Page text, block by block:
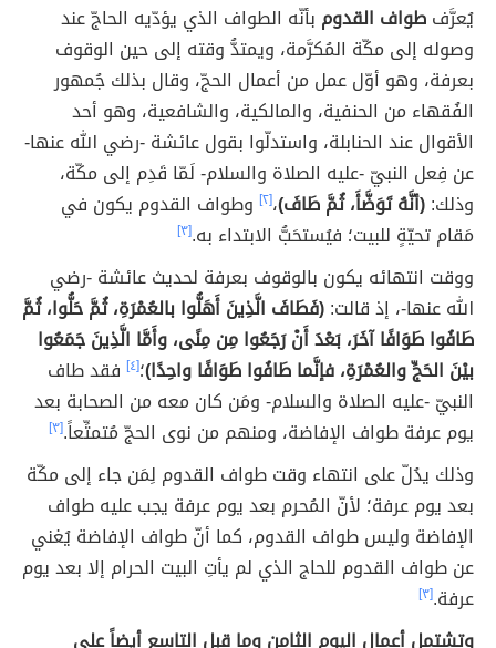
يُعرَّفطواف القدوم بأنّه الطواف الذي يؤدّيه الحاجّ عند
وصوله إلى مكّة المُكرَّمة، ويمتدُّ وقته إلى حين الوقوف
بعرفة، وهو أوّل عمل من أعمال الحجّ، وقال بذلك جُمهور
الفُقهاء من الحنفية، والمالكية، والشافعية، وهو أحد
الأقوال عند الحنابلة، واستدلّوا بقول عائشة -رضي الله عنها-
عن فِعل النبيّ -عليه الصلاة والسلام- لَمّا قَدِم إلى مكّة،
وذلك:(أنَّهُ تَوَضَّأَ، ثُمَّ طَافَ)،[٢]
وطواف القدوم يكون في
مَقام تحيّةٍ للبيت؛ فيُستحَبُّ الابتداء به.[٣]
ووقت انتهائه يكون بالوقوف بعرفة لحديث عائشة -رضي
الله عنها-، إذ قالت:(فَطَافَ الَّذِينَ أَهَلُّوا بالعُمْرَةِ، ثُمَّ حَلُّوا، ثُمَّ
طَافُوا طَوَافًا آخَرَ، بَعْدَ أَنْ رَجَعُوا مِن مِنًى، وأَمَّا الَّذِينَ جَمَعُوا
بيْنَ الحَجِّ والعُمْرَةِ، فإنَّما طَافُوا طَوَافًا واحِدًا)؛[٤]
فقد طاف
النبيّ -عليه الصلاة والسلام- ومَن كان معه من الصحابة بعد
يوم عرفة طواف الإفاضة، ومنهم من نوى الحجّ مُتمتِّعاً.[٣]
وذلك يدُلّ على انتهاء وقت طواف القدوم لِمَن جاء إلى مكّة
بعد يوم عرفة؛ لأنّ المُحرم بعد يوم عرفة يجب عليه طواف
الإفاضة وليس طواف القدوم، كما أنّ طواف الإفاضة يُغني
عن طواف القدوم للحاج الذي لم يأتِ البيت الحرام إلا بعد يوم
عرفة.[٣]
وتشتمل أعمال اليوم الثامن وما قبل التاسع أيضاً على